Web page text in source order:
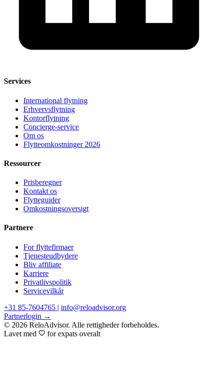
Services
International flytning
Erhvervsflytning
Kontorflytning
Concierge-service
Om os
Flytteomkostninger 2026
Ressourcer
Prisberegner
Kontakt os
Flytteguider
Omkostningsoversigt
Partnere
For flyttefirmaer
Tjenesteudbydere
Bliv affiliate
Karriere
Privatlivspolitik
Servicevilkår
+31 85-7604765 | info@reloadvisor.org
Partnerlogin →
© 2026 ReloAdvisor. Alle rettigheder forbeholdes.
Lavet med
for expats overalt